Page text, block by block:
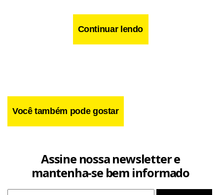
Continuar lendo
Você também pode gostar
Assine nossa newsletter e
mantenha-se bem informado